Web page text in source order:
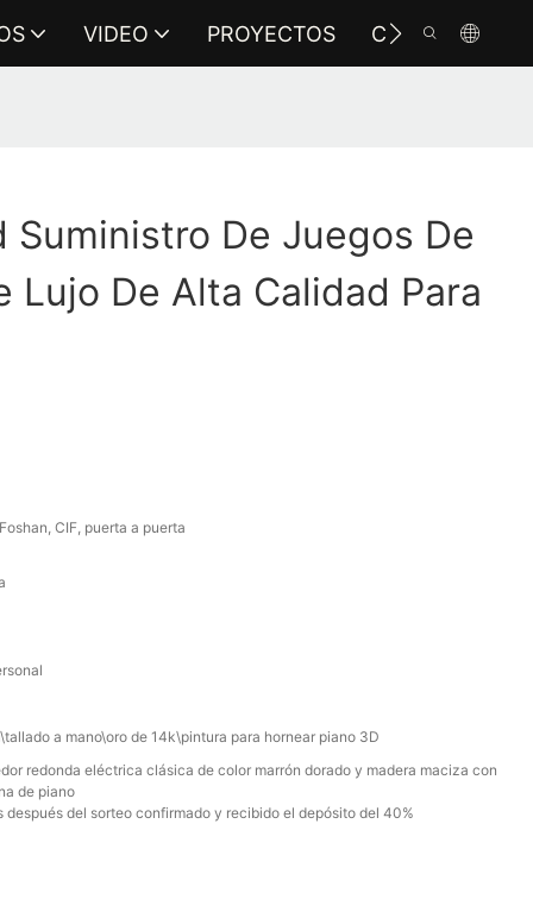
VIDEO PROYECTOS CONTÁCTENOS
Suministro De Juegos De
Lujo De Alta Calidad Para
CIF, puerta a puerta
a mano\oro de 14k\pintura para hornear piano 3D
redonda eléctrica clásica de color marrón dorado y madera maciza con
de piano
después del sorteo confirmado y recibido el depósito del 40%